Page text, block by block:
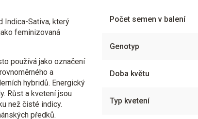
Indica-Sativa, který
feminizovaná
používá jako označení
a
hybridů. Energický
Růst a kvetení jsou
než čisté indicy.
předků.
Počet semen v balení
Genotyp
Doba květu
Typ kvetení